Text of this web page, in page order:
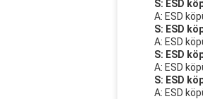
S: ESD
A: ESD
S: ESD
A: ESD
S: ESD
A: ESD
S: ESD
A: ESD